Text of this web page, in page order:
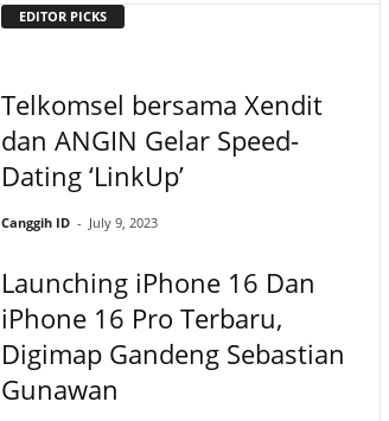
EDITOR PICKS
Telkomsel bersama Xendit
dan ANGIN Gelar Speed-
Dating ‘LinkUp’
Canggih ID - July 9, 2023
Launching iPhone 16 Dan
iPhone 16 Pro Terbaru,
Digimap Gandeng Sebastian
Gunawan